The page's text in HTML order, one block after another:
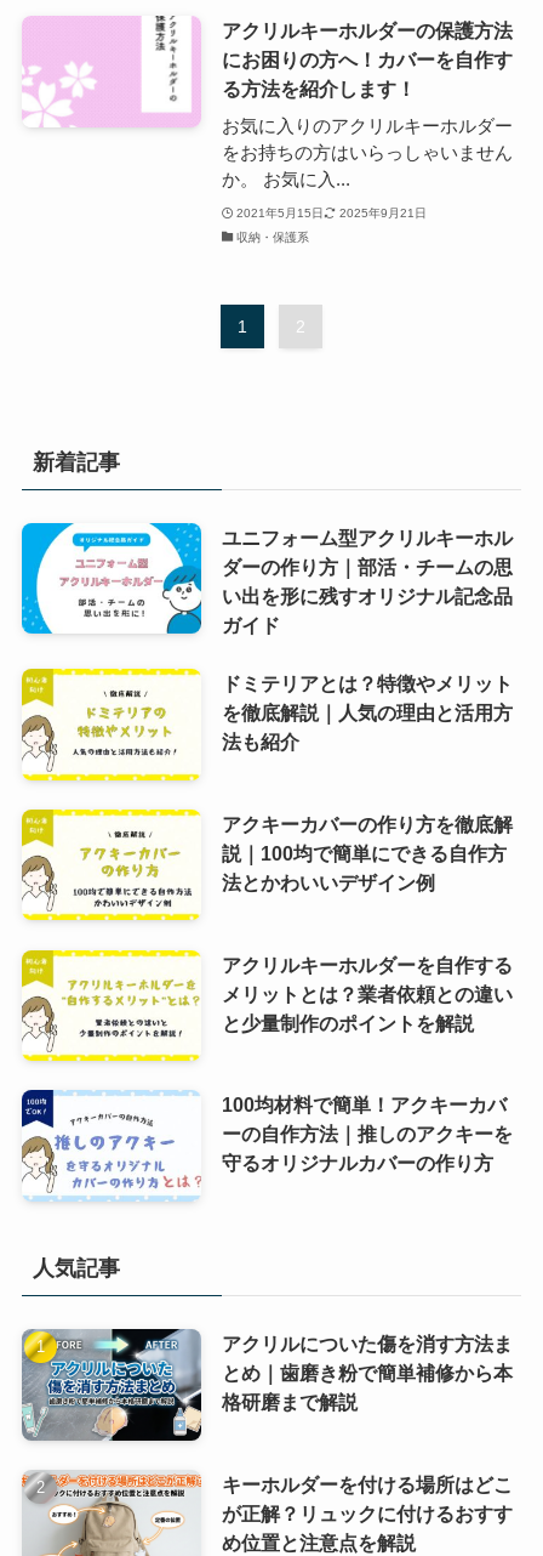
アクリルキーホルダーの保護方法
にお困りの方へ！カバーを自作す
る方法を紹介します！
お気に入りのアクリルキーホルダー
をお持ちの方はいらっしゃいません
か。 お気に入...
2021年5月15日
2025年9月21日
収納・保護系
1 2
新着記事
ユニフォーム型アクリルキーホル
ダーの作り方｜部活・チームの思
い出を形に残すオリジナル記念品
ガイド
ドミテリアとは？特徴やメリット
を徹底解説｜人気の理由と活用方
法も紹介
アクキーカバーの作り方を徹底解
説｜100均で簡単にできる自作方
法とかわいいデザイン例
アクリルキーホルダーを自作する
メリットとは？業者依頼との違い
と少量制作のポイントを解説
100均材料で簡単！アクキーカバ
ーの自作方法｜推しのアクキーを
守るオリジナルカバーの作り方
人気記事
アクリルについた傷を消す方法ま
とめ｜歯磨き粉で簡単補修から本
格研磨まで解説
キーホルダーを付ける場所はどこ
が正解？リュックに付けるおすす
め位置と注意点を解説